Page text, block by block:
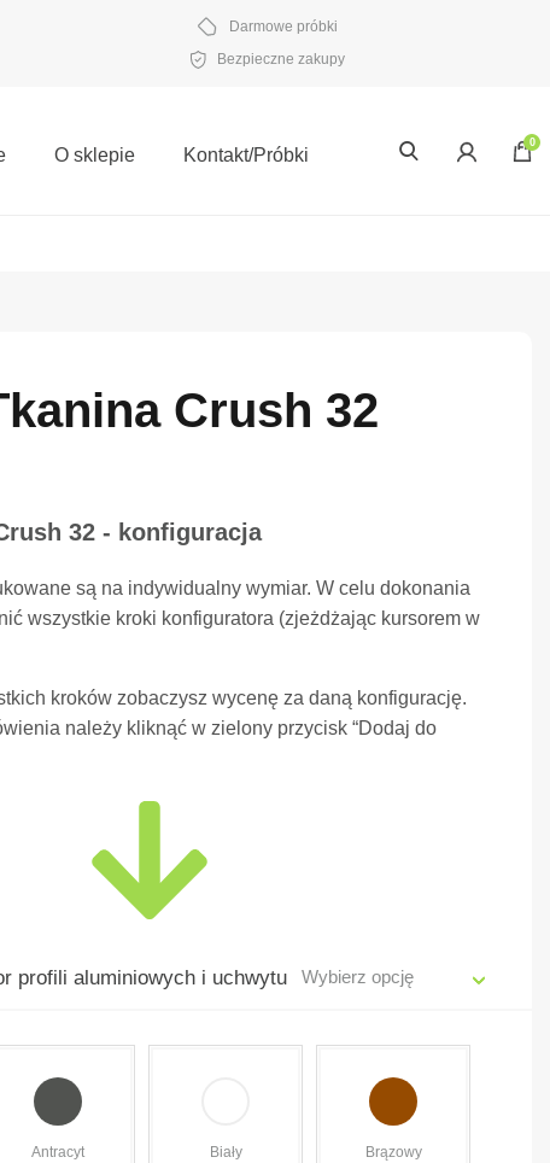
Darmowe próbki
Bezpieczne zakupy
O sklepie Kontakt/Próbki
0
Crush 32
32 - konfiguracja
są na indywidualny wymiar. W celu dokonania
wszystkie kroki konfiguratora (zjeżdżając kursorem w
kroków zobaczysz wycenę za daną konfigurację.
należy kliknąć w zielony przycisk “Dodaj do
profili aluminiowych i uchwytu Wybierz opcję
Antracyt Biały Brązowy